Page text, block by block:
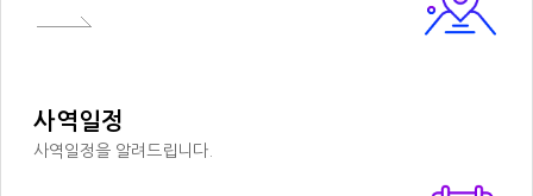
사역일정
사역일정을 알려드립니다.